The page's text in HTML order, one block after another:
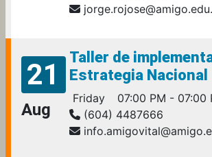
21
Aug
Taller de
Estrategia Nacional
Friday
07:00 PM - 07:00
(604) 4487666